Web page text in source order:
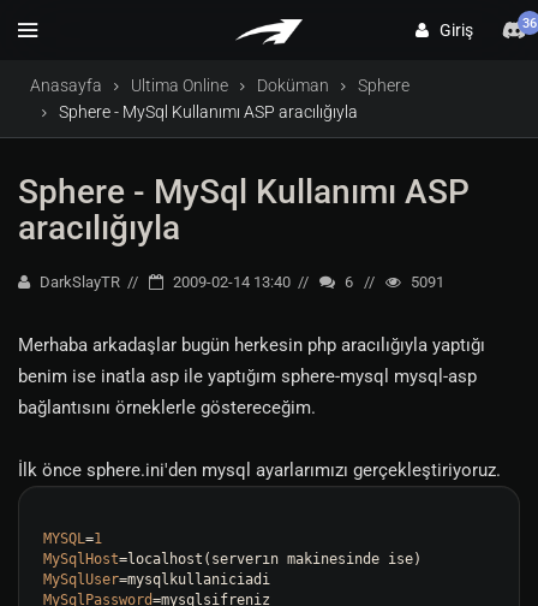
Giriş 36
Anasayfa Ultima Online Doküman
Sphere
Sphere - MySql Kullanımı ASP aracılığıyla
Sphere - MySql Kullanımı ASP
aracılığıyla
DarkSlayTR 2009-02-14 13:40 6 5091
Merhaba arkadaşlar bugün herkesin php aracılığıyla yaptığı
benim ise inatla asp ile yaptığım sphere-mysql mysql-asp
bağlantısını örneklerle göstereceğim.
İlk önce sphere.ini'den mysql ayarlarımızı gerçekleştiriyoruz.
MYSQL=1
MySqlHost
MySqlUser
MySqlPassword